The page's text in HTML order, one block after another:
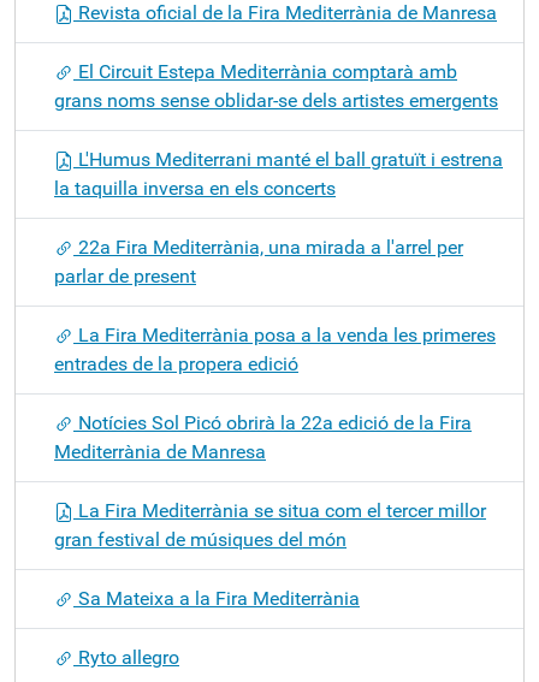
Revista oficial de la Fira Mediterrània de Manresa
El Circuit Estepa Mediterrània comptarà amb
grans noms sense oblidar-se dels artistes emergents
L'Humus Mediterrani manté el ball gratuït i estrena
la taquilla inversa en els concerts
22a Fira Mediterrània, una mirada a l'arrel per
parlar de present
La Fira Mediterrània posa a la venda les primeres
entrades de la propera edició
Notícies Sol Picó obrirà la 22a edició de la Fira
Mediterrània de Manresa
La Fira Mediterrània se situa com el tercer millor
gran festival de músiques del món
Sa Mateixa a la Fira Mediterrània
Ryto allegro